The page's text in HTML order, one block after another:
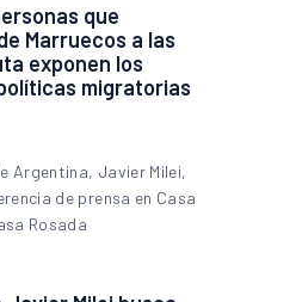
que
Marruecos a las
exponen los
migratorias